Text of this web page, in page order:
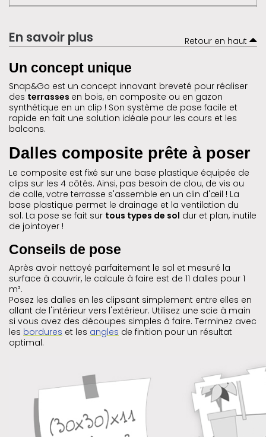
En savoir plus Retour en haut
Un concept unique
Snap&Go est un concept innovant breveté pour réaliser
des terrasses en bois, en composite ou en gazon
synthétique en un clip ! Son système de pose facile et
rapide en fait une solution idéale pour les cours et les
balcons.
Dalles composite prête à poser
Le composite est fixé sur une base plastique équipée de
clips sur les 4 côtés. Ainsi, pas besoin de clou, de vis ou
de colle, votre terrasse s'assemble en un clin d'œil ! La
base plastique permet le drainage et la ventilation du
sol. La pose se fait sur tous types de sol dur et plan, inutile
de jointoyer !
Conseils de pose
Après avoir nettoyé parfaitement le sol et mesuré la
surface à couvrir, le calcule à faire est de 11 dalles pour 1
m².
Posez les dalles en les clipsant simplement entre elles en
allant de l'intérieur vers l'extérieur. Utilisez une scie à main
si vous avez des découpes simples à faire. Terminez avec
les bordures et les angles de finition pour un résultat
optimal.